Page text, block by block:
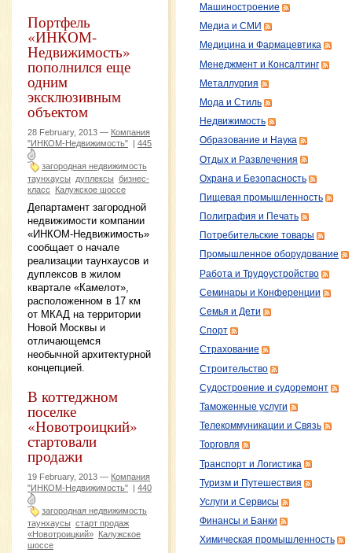
Портфель
«ИНКОМ-
Недвижимость»
пополнился еще
одним
эксклюзивным
объектом
28 February, 2013 — Компания
"ИНКОМ-Недвижимость" | 445
загородная недвижимость
таунхаусы
дуплексы бизнес-
класс
Калужское шоссе
Департамент загородной
недвижимости компании
«ИНКОМ-Недвижимость»
сообщает о начале
реализации таунхаусов и
дуплексов в жилом
квартале «Камелот»,
расположенном в 17 км
от МКАД на территории
Новой Москвы и
отличающемся
необычной архитектурной
концепцией.
В коттеджном
поселке
«Новотроицкий»
стартовали
продажи
19 February, 2013 — Компания
"ИНКОМ-Недвижимость"
440
загородная недвижимость
таунхаусы старт продаж
«Новотроицкий»
Калужское
шоссе
Машиностроение
Медиа и СМИ
Медицина и Фармацевтика
Менеджмент и Консалтинг
Металлургия
Мода и Стиль
Недвижимость
Образование и Наука
Отдых и Развлечения
Охрана и Безопасность
Пищевая промышленность
Полиграфия и Печать
Потребительские товары
Промышленное оборудование
Работа и Трудоустройство
Семинары и Конференции
Семья и Дети
Спорт
Страхование
Строительство
Судостроение и судоремонт
Таможенные услуги
Телекоммуникации и Связь
Торговля
Транспорт и Логистика
Туризм и Путешествия
Услуги и Сервисы
Финансы и Банки
Химическая промышленность